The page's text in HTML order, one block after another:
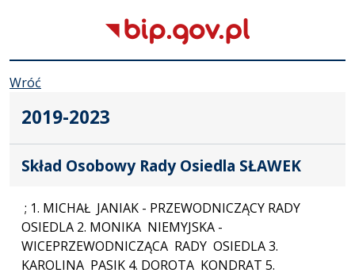
Wróć
2019-2023
Skład Osobowy Rady Osiedla SŁAWEK
; 1. MICHAŁ JANIAK - PRZEWODNICZĄCY RADY
OSIEDLA 2. MONIKA NIEMYJSKA -
WICEPRZEWODNICZĄCA RADY OSIEDLA 3.
KAROLINA PASIK 4. DOROTA KONDRAT 5.